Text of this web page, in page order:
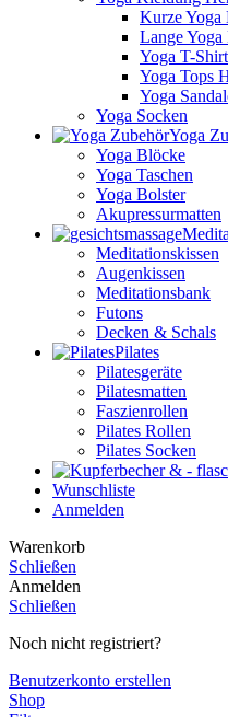
Kurze Yoga
Lange Yoga
Yoga T-
Yoga Tops
Yoga
Yoga Socken
Yoga
Yoga Blöcke
Yoga Taschen
Yoga Bolster
Akupressurmatten
Meditationskissen
Augenkissen
Meditationsbank
Futons
Decken & Schals
Pilates
Pilatesgeräte
Pilatesmatten
Faszienrollen
Pilates Rollen
Pilates Socken
Wunschliste
Anmelden
Warenkorb
Schließen
Anmelden
Schließen
Noch nicht registriert?
Benutzerkonto erstellen
Shop